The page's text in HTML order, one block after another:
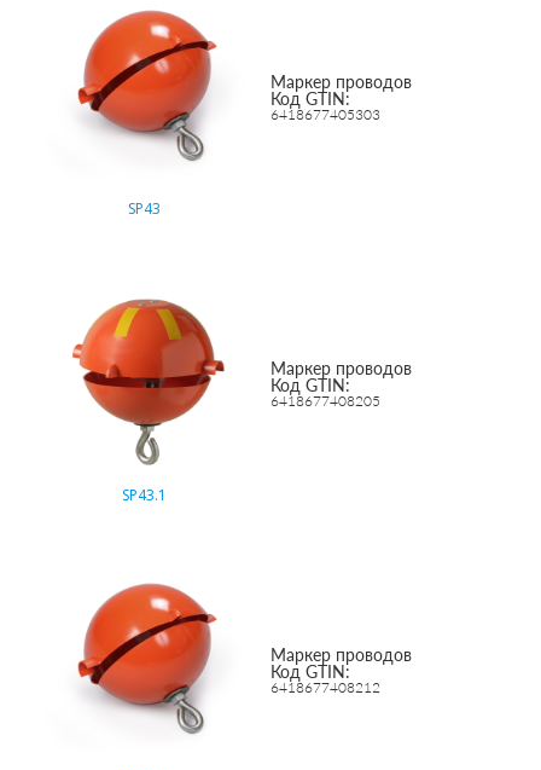
SP43
Маркер проводов
Код GTIN:
6418677405303
SP43.1
Маркер проводов
Код GTIN:
6418677408205
Маркер проводов
Код GTIN:
6418677408212